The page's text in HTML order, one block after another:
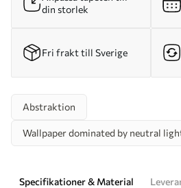
din storlek
Fri frakt till Sverige
Abstraktion
Wallpaper dominated by neutral
Specifikationer & Material